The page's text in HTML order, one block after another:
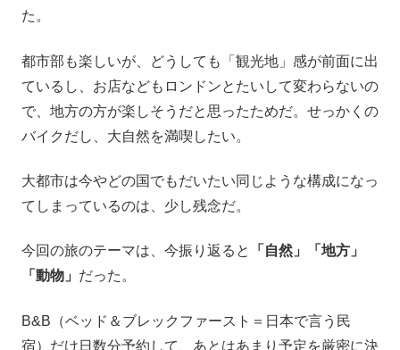
た。
都市部も楽しいが、どうしても「観光地」感が前面に出
ているし、お店などもロンドンとたいして変わらないの
で、地方の方が楽しそうだと思ったためだ。せっかくの
バイクだし、大自然を満喫したい。
大都市は今やどの国でもだいたい同じような構成になっ
てしまっているのは、少し残念だ。
今回の旅のテーマは、今振り返ると
「自然」「地方」
「動物」 だった。
B&B（ベッド＆ブレックファースト＝日本で言う民
宿）だけ日数分予約して、あとはあまり予定を厳密に決